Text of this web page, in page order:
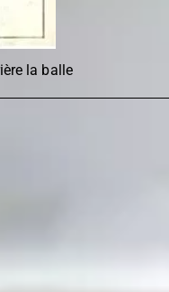
la balle